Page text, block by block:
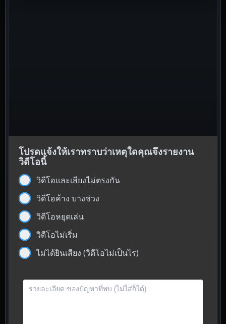
โปรดแจ้งให้เราทราบว่าเหตุใดคุณจึงรายงาน
วิดีโอนี้
วิดีโอและเสียงไม่ตรงกัน
วิดีโอค้าง บางช่วง
วิดีโอหยุดเล่น
วิดีโอไม่เริ่ม
ไม่ได้ยินเสียง (วิดีโอไม่เป็นไร)